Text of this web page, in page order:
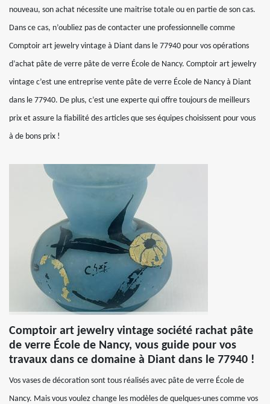
nouveau, son achat nécessite une maitrise totale ou en partie de son cas.
Dans ce cas, n’oubliez pas de contacter une professionnelle comme
Comptoir art jewelry vintage à Diant dans le 77940 pour vos opérations
d’achat pâte de verre pâte de verre École de Nancy. Comptoir art jewelry
vintage c’est une entreprise vente pâte de verre École de Nancy à Diant
dans le 77940. De plus, c’est une experte qui offre toujours de meilleurs
prix et assure la fiabilité des articles que ses équipes choisissent pour vous
à de bons prix !
Comptoir art jewelry vintage société rachat pâte
de verre École de Nancy, vous guide pour vos
travaux dans ce domaine à Diant dans le 77940 !
Vos vases de décoration sont tous réalisés avec pâte de verre École de
Nancy. Mais vous voulez change les modèles de quelques-unes comme vos